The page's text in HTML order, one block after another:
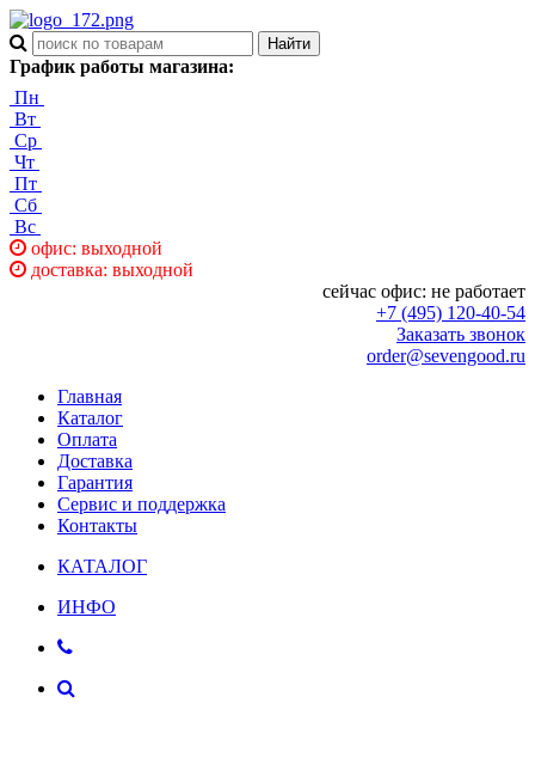
График работы магазина:
Пн
Вт
Ср
Чт
Пт
Сб
Вс
офис: выходной
доставка: выходной
сейчас офис: не работает
+7 (495) 120-40-54
Заказать звонок
order@sevengood.ru
Главная
Каталог
Оплата
Доставка
Гарантия
Сервис и поддержка
Контакты
КАТАЛОГ
ИНФО